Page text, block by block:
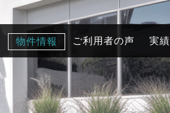
物件情報 ご利用者の声 実績